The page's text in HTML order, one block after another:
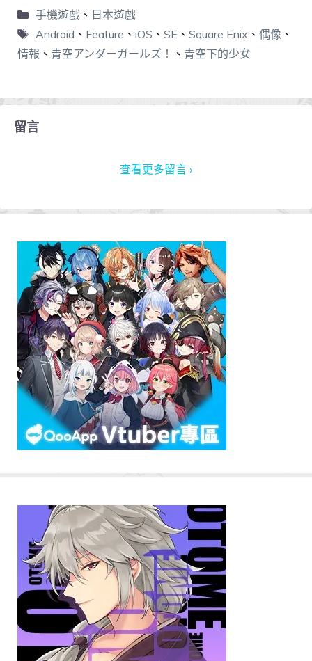
手機遊戲、 日本遊戲
Android 、 Feature 、 iOS 、 SE 、 Square Enix 、 偶像 、
情報 、 青空アンダーガールズ！ 、 青空下的少女
留言
查看更多留言 ›